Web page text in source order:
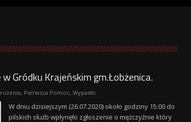
Gródku Krajeńskim gm.Łobżenica.
, Pierwsza Pomoc, Wypadki
W dniu dzisiejszym (26.07.2020) około godziny 15:00 do
pilskich służb wpłynęło zgłoszenie o mężczyźnie który